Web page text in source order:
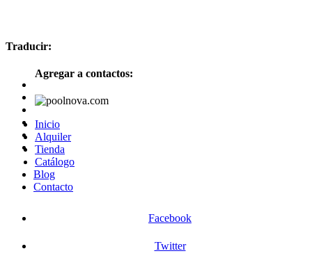
Traducir:
Agregar a contactos:
Inicio
Alquiler
Tienda
Catálogo
Blog
Contacto
Facebook
Twitter